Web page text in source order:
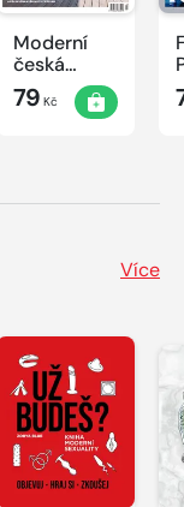
Moderní
česká
architektura
79 Kč
Více